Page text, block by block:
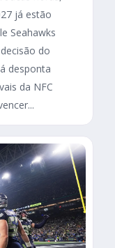
já estão
Seahawks
do
desponta
da NFC